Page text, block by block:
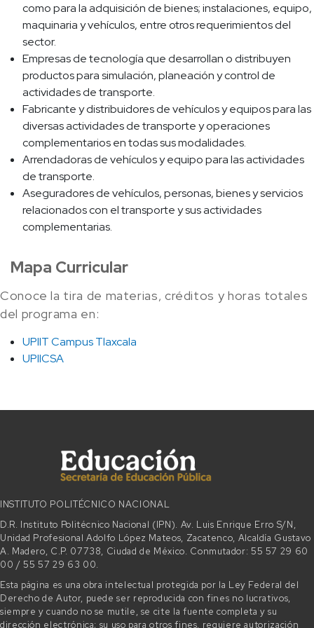
como para la adquisición de bienes; instalaciones, equipo,
maquinaria y vehículos, entre otros requerimientos del
sector.
Empresas de tecnología que desarrollan o distribuyen
productos para simulación, planeación y control de
actividades de transporte.
Fabricante y distribuidores de vehículos y equipos para las
diversas actividades de transporte y operaciones
complementarios en todas sus modalidades.
Arrendadoras de vehículos y equipo para las actividades
de transporte.
Aseguradores de vehículos, personas, bienes y servicios
relacionados con el transporte y sus actividades
complementarias.
Mapa Curricular
Conoce la tira de materias, créditos y horas totales
del programa en:
UPIIT Campus Tlaxcala
UPIICSA
INSTITUTO POLITÉCNICO NACIONAL
D.R. Instituto Politécnico Nacional (IPN). Av. Luis Enrique Erro S/N,
Unidad Profesional Adolfo López Mateos, Zacatenco, Alcaldía Gustavo
A. Madero, C.P. 07738, Ciudad de México. Conmutador: 55 57 29 60
00 / 55 57 29 63 00.
Esta página es una obra intelectual protegida por la Ley Federal del
Derecho de Autor, puede ser reproducida con fines no lucrativos,
siempre y cuando no se mutile, se cite la fuente completa y su
dirección electrónica; su uso para otros fines, requiere autorización